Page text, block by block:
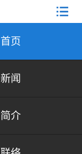
首页
新闻
简介